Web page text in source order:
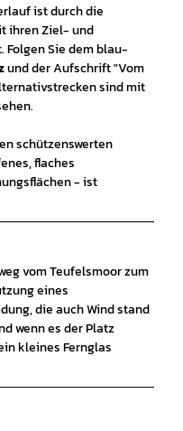
ist durch die
ihren Ziel- und
Sie dem blau-
und der Aufschrift "Vom
sind mit
schützenswerten
flaches
- ist
vom Teufelsmoor zum
eines
die auch Wind stand
wenn es der Platz
kleines Fernglas